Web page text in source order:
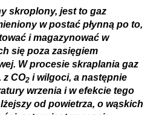
skroplony, jest to gaz
w postać płynną po to,
i magazynować w
się poza zasięgiem
W procesie skraplania gaz
z CO2 i wilgoci, a następnie
wrzenia i w efekcie tego
od powietrza, o wąskich